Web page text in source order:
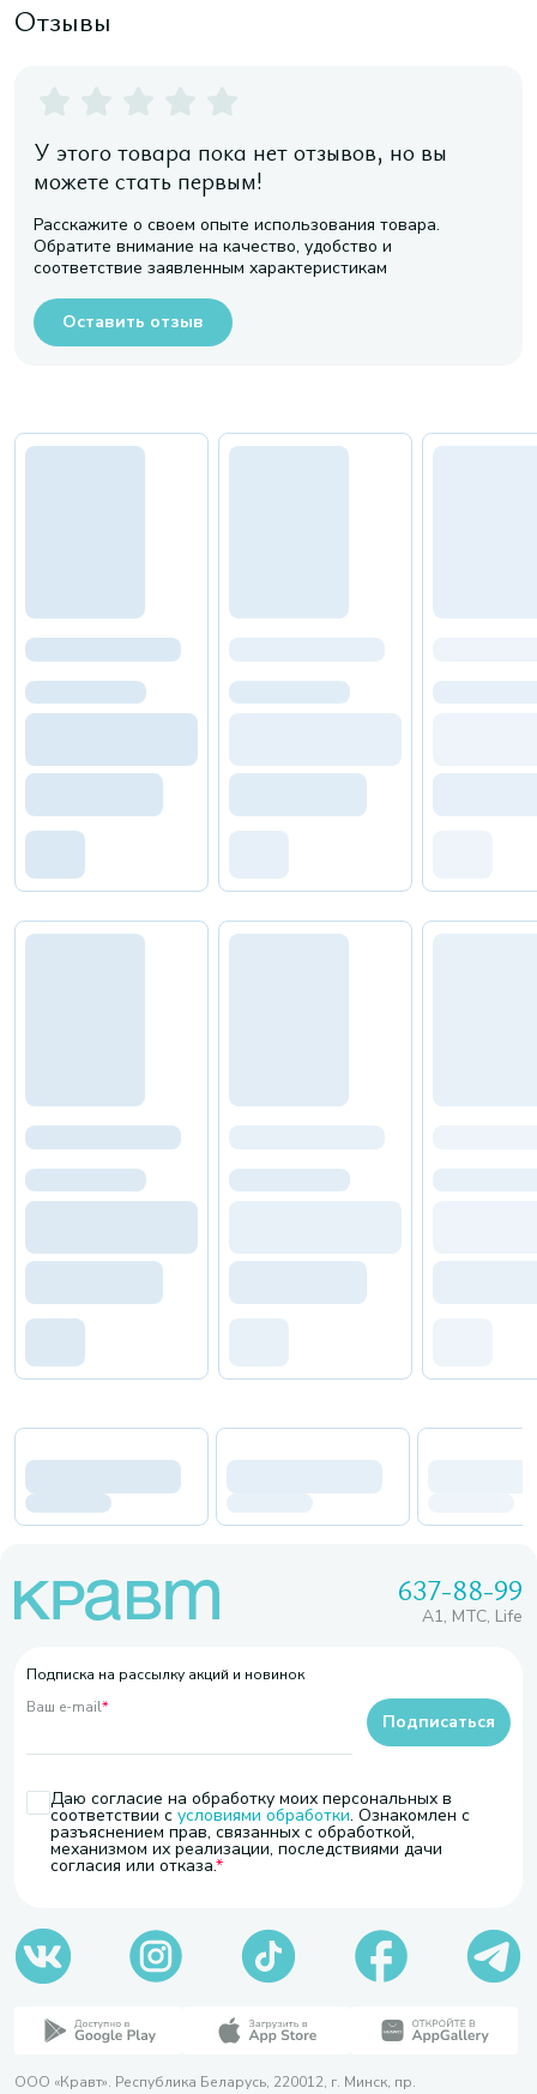
Отзывы
У этого товара пока нет отзывов, но вы
можете стать первым!
Расскажите о своем опыте использования товара.
Обратите внимание на качество, удобство и
соответствие заявленным характеристикам
Оставить отзыв
637-88-99
A1, МТС, Life
Подписка на рассылку акций и новинок
Ваш e-mail*
Даю согласие на обработку моих персональных в
соответствии с условиями обработки. Ознакомлен с
разъяснением прав, связанных с обработкой,
механизмом их реализации, последствиями дачи
согласия или отказа.
Подписаться
ООО «Кравт». Республика Беларусь, 220012, г. Минск, пр.